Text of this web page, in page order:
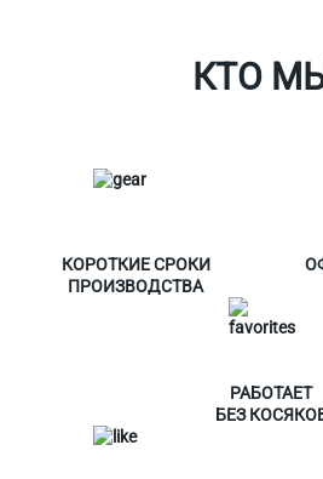
КТО
КОРОТКИЕ СРОКИ
ПРОИЗВОДСТВА
РАБОТАЕТ
БЕЗ